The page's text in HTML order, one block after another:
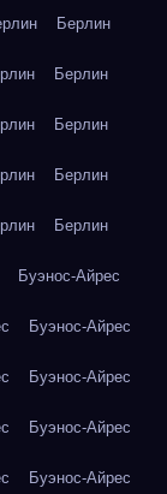
Берлин
Берлин
Берлин
Берлин
Берлин
Буэнос-Айрес
Буэнос-Айрес
Буэнос-Айрес
Буэнос-Айрес
Буэнос-Айрес